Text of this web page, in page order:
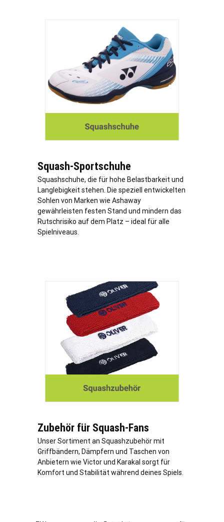
Squash-Sportschuhe
Squashschuhe, die für hohe Belastbarkeit und
Langlebigkeit stehen. Die speziell entwickelten
Sohlen von Marken wie Ashaway
gewährleisten festen Stand und mindern das
Rutschrisiko auf dem Platz – ideal für alle
Spielniveaus.
Zubehör für Squash-Fans
Unser Sortiment an Squashzubehör mit
Griffbändern, Dämpfern und Taschen von
Anbietern wie Victor und Karakal sorgt für
Komfort und Stabilität während deines Spiels.